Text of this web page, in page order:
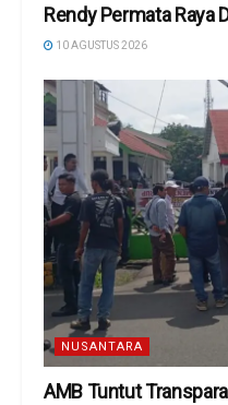
Rendy Permata Raya
10 AGUSTUS 2026
NUSANTARA
AMB Tuntut